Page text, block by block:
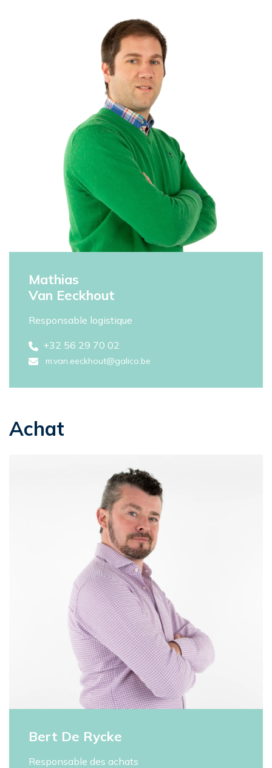
Mathias
Van Eeckhout
Responsable logistique
+32 56 29 70 02
m.van.eeckhout@galico.be
Achat
Bert De Rycke
Responsable des achats